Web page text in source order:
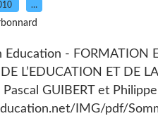
…
- FORMATION
L’EDUCATION ET DE
GUIBERT et
IMG/pdf/